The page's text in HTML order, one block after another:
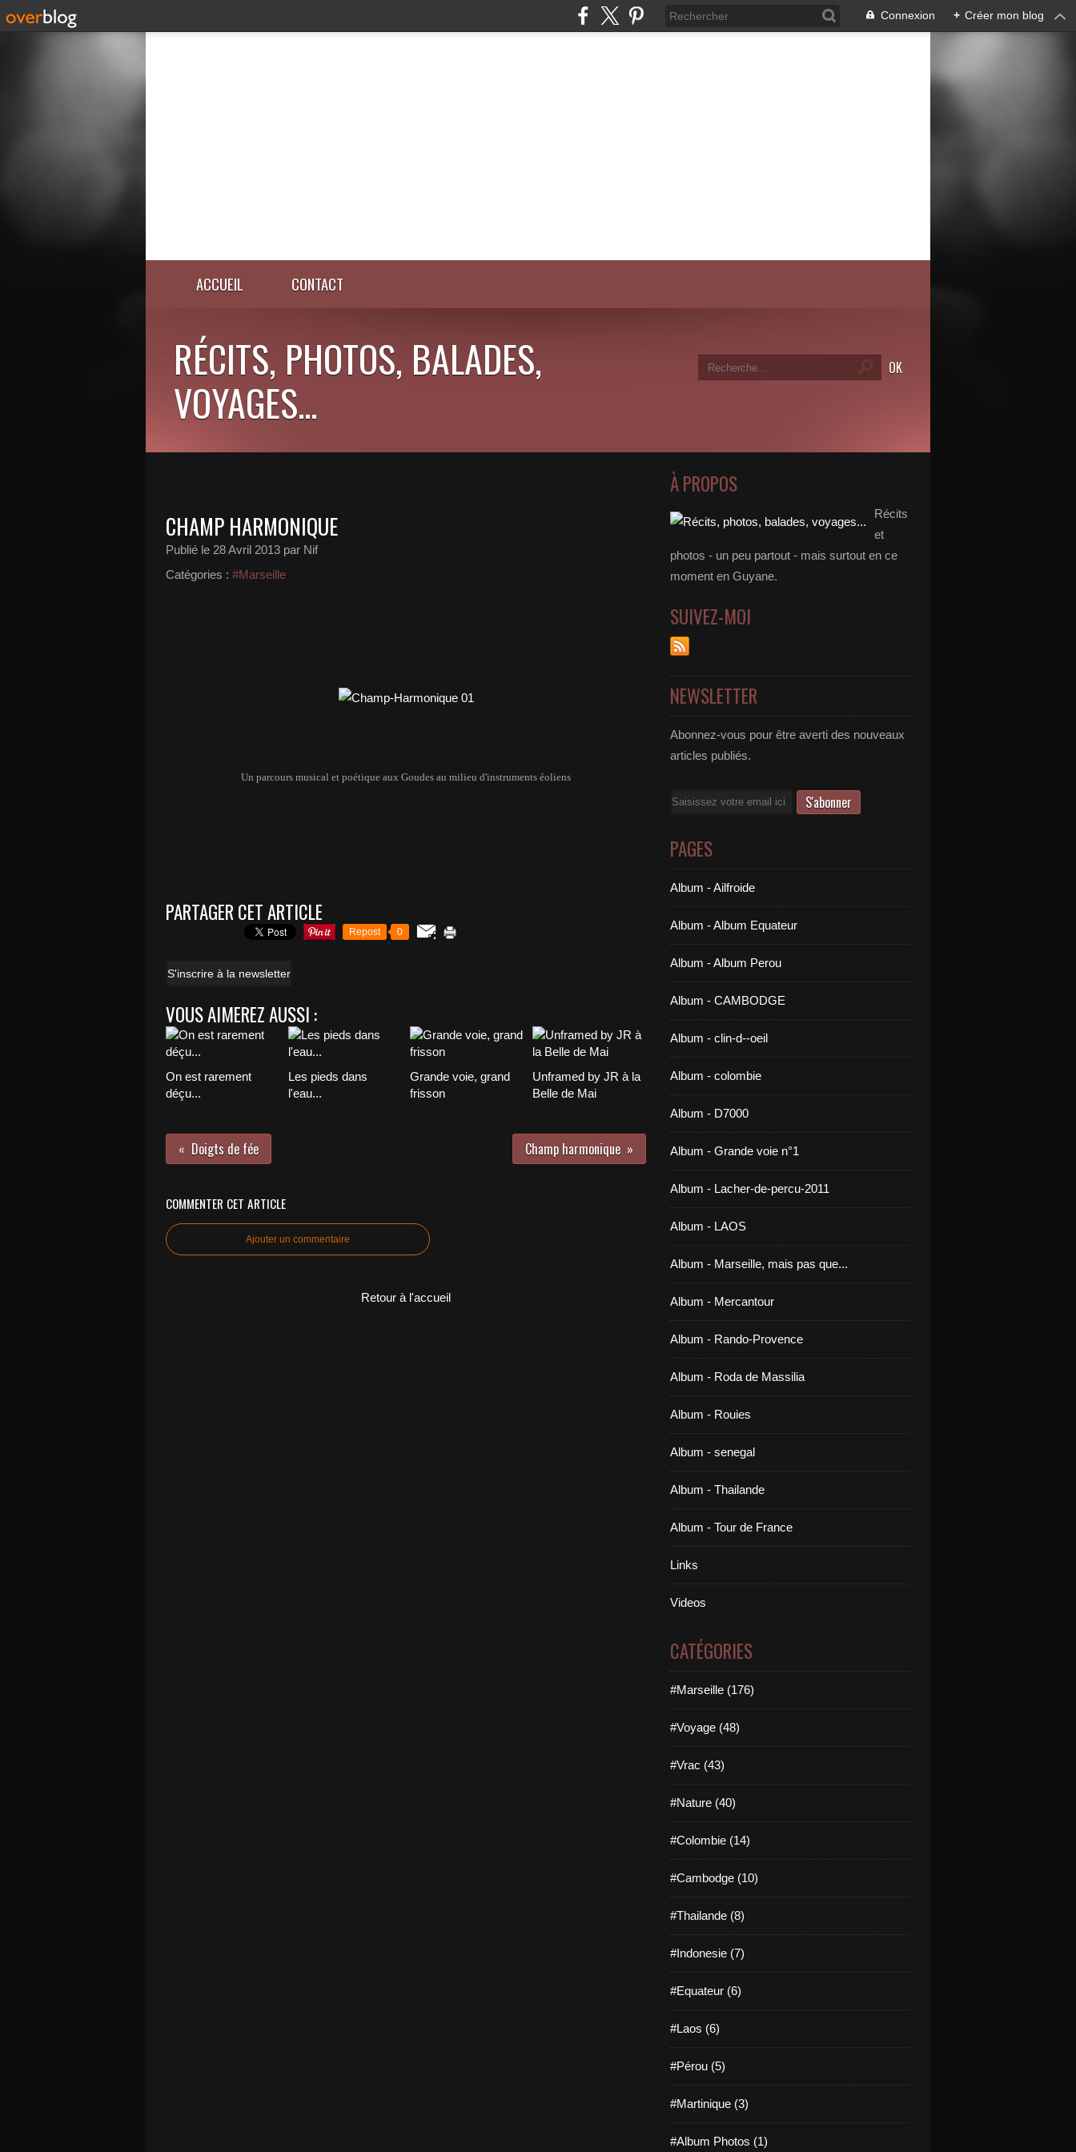
Connexion + Créer mon blog
ACCUEIL CONTACT
RÉCITS, PHOTOS, BALADES,
VOYAGES...
CHAMP HARMONIQUE
Publié le 28 Avril 2013 par Nif
Catégories : #Marseille
Un parcours musical et poétique aux Goudes au milieu d'instruments éoliens
PARTAGER CET ARTICLE
Repost 0
S'inscrire à la newsletter
VOUS AIMEREZ AUSSI :
On est rarement
déçu...
Les pieds dans
l'eau...
Grande voie, grand
frisson
Unframed by JR à la
Belle de Mai
Doigts de fée Champ harmonique
COMMENTER CET ARTICLE
Ajouter un commentaire
Retour à l'accueil
À PROPOS
Récits
et
photos - un peu partout - mais surtout en ce
moment en Guyane.
SUIVEZ-MOI
NEWSLETTER
Abonnez-vous pour être averti des nouveaux
articles publiés.
Email
PAGES
Album - Ailfroide
Album - Album Equateur
Album - Album Perou
Album - CAMBODGE
Album - clin-d--oeil
Album - colombie
Album - D7000
Album - Grande voie n°1
Album - Lacher-de-percu-2011
Album - LAOS
Album - Marseille, mais pas que...
Album - Mercantour
Album - Rando-Provence
Album - Roda de Massilia
Album - Rouies
Album - senegal
Album - Thailande
Album - Tour de France
Links
Videos
CATÉGORIES
#Marseille (176)
#Voyage (48)
#Vrac (43)
#Nature (40)
#Colombie (14)
#Cambodge (10)
#Thailande (8)
#Indonesie (7)
#Equateur (6)
#Laos (6)
#Pérou (5)
#Martinique (3)
#Album Photos (1)